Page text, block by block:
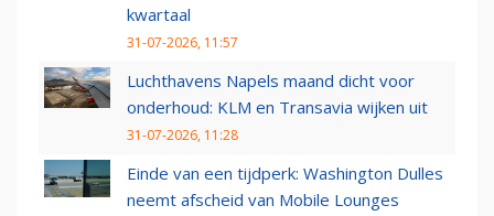
kwartaal
31-07-2026, 11:57
Luchthavens Napels maand dicht voor
onderhoud: KLM en Transavia wijken uit
31-07-2026, 11:28
Einde van een tijdperk: Washington Dulles
neemt afscheid van Mobile Lounges